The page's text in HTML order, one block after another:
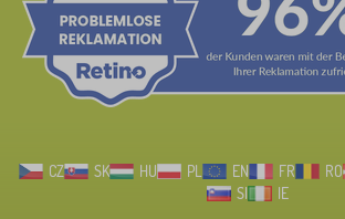
CZ SK HU PL EN FR RO
SI
IE